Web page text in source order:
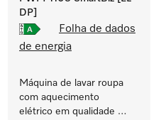
DP]
Folha de dados
de energia
Máquina de lavar roupa
com aquecimento
elétrico em qualidade